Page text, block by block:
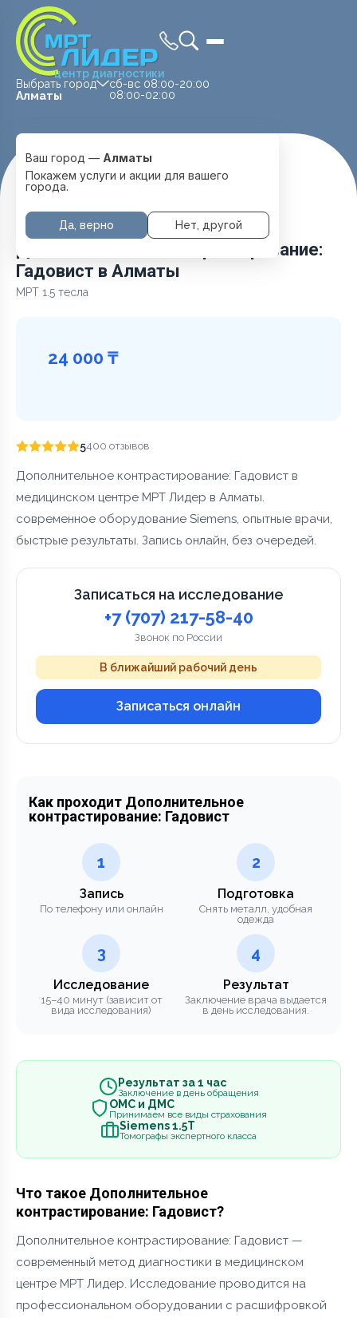
центр диагностики
Выбрать город
Алматы
сб-вс 08:00-20:00
08:00-02:00
Ваш город — Алматы
Покажем услуги и акции для вашего
города.
Да, верно Нет, другой
Главная Услуги и цены
Дополнительное контрастирование: Гадовист
Дополнительное контрастирование:
Гадовист в Алматы
МРТ 1.5 тесла
24 000 ₸
5400 отзывов
Дополнительное контрастирование: Гадовист в
медицинском центре МРТ Лидер в Алматы.
современное оборудование Siemens, опытные врачи,
быстрые результаты. Запись онлайн, без очередей.
Записаться на исследование
+7 (707) 217-58-40
Звонок по России
В ближайший рабочий день
Записаться онлайн
Как проходит Дополнительное
контрастирование: Гадовист
1
Запись
По телефону или онлайн
2
Подготовка
Снять металл, удобная
одежда
3
Исследование
15–40 минут (зависит от
вида исследования)
4
Результат
Заключение врача выдается
в день исследования.
Результат за 1 час
Заключение в день обращения
ОМС и ДМС
Принимаем все виды страхования
Siemens 1.5Т
Томографы экспертного класса
Что такое Дополнительное
контрастирование: Гадовист?
Дополнительное контрастирование: Гадовист —
современный метод диагностики в медицинском
центре МРТ Лидер. Исследование проводится на
профессиональном оборудовании с расшифровкой